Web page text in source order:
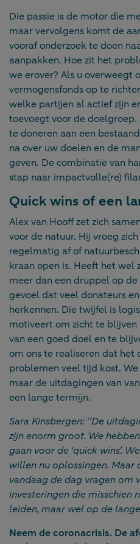
Die passie is de motor die
maar vervolgens komt de
vooraf onderzoek te doen
aanpakken. Hoe zit het
we erover? Als u overweegt
vermogensfonds op te
welke partijen al actief zijn
toevoegt voor de
te doneren aan een
na over uw doelen en de
geven. De combinatie van
stap naar impactvolle(re)
Quick wins of een
Alex van Hooff zet zich
voor de natuur. Hij vroeg
regelmatig af of
kraan open is. Heeft het wel
meer dan een druppel op
gevoel dat veel donateurs
herkennen. Die twijfel is
motiveert om zicht te
van een goed doel en te
om ons te realiseren dat het
problemen veel tijd kost.
maar de uitdagingen van
een lange termijn.
Sara Kinsbergen: ‘’De
zijn enorm groot. We
gaan voor de ‘quick wins’.
willen nu oplossingen. Maar
vandaag de dag vragen om
investeringen die misschien
leiden, maar wel op de lange
Neem de coronacrisis. De